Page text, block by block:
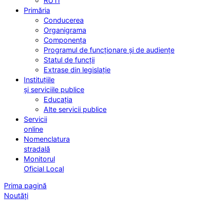
Primăria
Conducerea
Organigrama
Componența
Programul de funcționare și de audiențe
Statul de funcții
Extrase din legislație
Instituțiile
și serviciile publice
Educația
Alte servicii publice
Servicii
online
Nomenclatura
stradală
Monitorul
Oficial Local
Prima pagină
Noutăți